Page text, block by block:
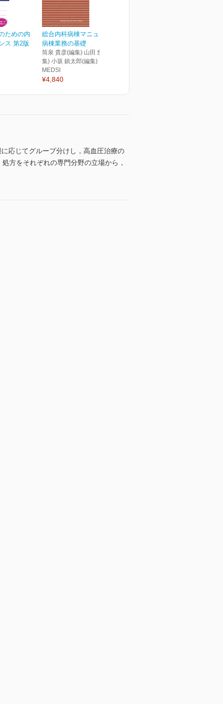
ための内
ス 第2版
総合内科病棟マニュアル
病棟業務の基礎
筒泉 貴彦(編集) 山田 悠史(編
集) 小坂 鎮太郎(編集)
MEDSI
¥4,840
応じてグループ分けし，高血圧治療の
方をそれぞれの専門分野の立場から，